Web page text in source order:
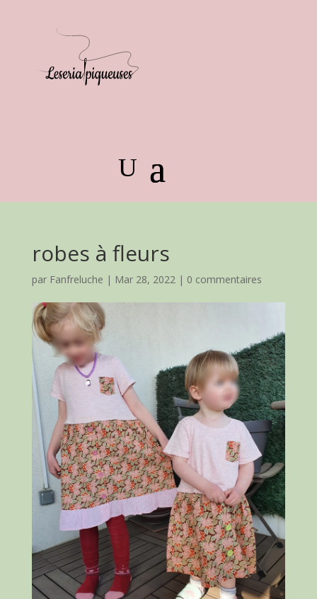
robes à fleurs
par Fanfreluche | Mar 28, 2022| 0 commentaires